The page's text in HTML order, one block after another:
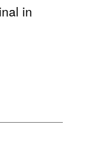
in